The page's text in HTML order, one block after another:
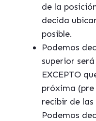
de la
decida
posible.
Podemos
superior
EXCEPTO
próxima
recibir de
Podemos